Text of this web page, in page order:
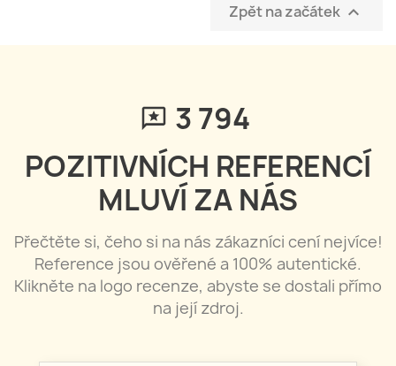
Zpět na začátek 
3 797
POZITIVNÍCH REFERENCÍ
MLUVÍ ZA NÁS
Přečtěte si, čeho si na nás zákazníci cení nejvíce!
Reference jsou ověřené a 100% autentické.
Klikněte na logo recenze, abyste se dostali přímo
na její zdroj.